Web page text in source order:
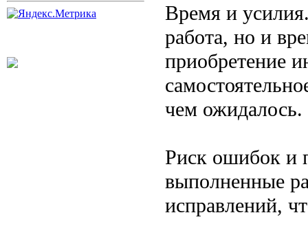
Время и
работа, но и
приобретение
чем ожидалось.
Риск ошибок и
выполненные
исправлений,